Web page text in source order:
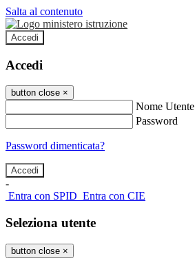
Salta al contenuto
Accedi
Accedi
button close ×
Nome Utente
Password
Password dimenticata?
-
Entra con SPID Entra con CIE
Seleziona utente
button close ×